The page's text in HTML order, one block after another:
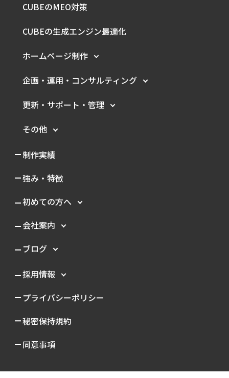
CUBEのMEO対策
CUBEの生成エンジン最適化
ホームページ制作
企画・運用・ コンサルティング
更新・サポート・管理
その他
制作実績
強み・特徴
初めての方へ
会社案内
ブログ
採用情報
プライバシーポリシー
秘密保持規約
同意事項